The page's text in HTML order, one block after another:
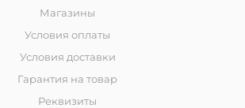
Магазины
Условия оплаты
Условия доставки
Гарантия на товар
Реквизиты